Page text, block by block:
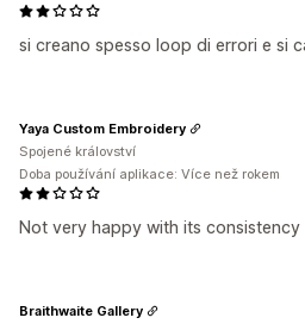
si creano spesso loop di errori e si
Not very happy with its consistency
Yaya Custom Embroidery
Spojené království
Doba používání aplikace: Více než rokem
Braithwaite Gallery